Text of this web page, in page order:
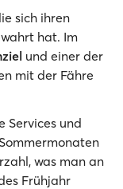
sich ihren
hat. Im
und einer der
mit der Fähre
Services und
was man an
Frühjahr